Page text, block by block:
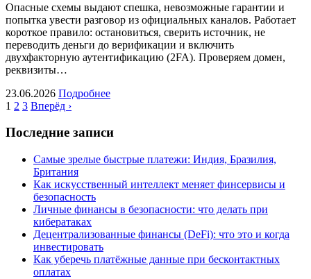
Опасные схемы выдают спешка, невозможные гарантии и
попытка увести разговор из официальных каналов. Работает
короткое правило: остановиться, сверить источник, не
переводить деньги до верификации и включить
двухфакторную аутентификацию (2FA). Проверяем домен,
реквизиты…
23.06.2026 Подробнее
1 2 3 Вперёд ›
Последние записи
Самые зрелые быстрые платежи: Индия, Бразилия,
Британия
Как искусственный интеллект меняет финсервисы и
безопасность
Личные финансы в безопасности: что делать при
кибератаках
Децентрализованные финансы (DeFi): что это и когда
инвестировать
Как уберечь платёжные данные при бесконтактных
оплатах